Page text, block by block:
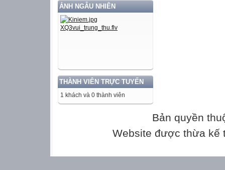
ẢNH NGẪU NHIÊN
THÀNH VIÊN TRỰC TUYẾN
1 khách và 0 thành viên
chuyển vế
Bản quyền
Website được thừa